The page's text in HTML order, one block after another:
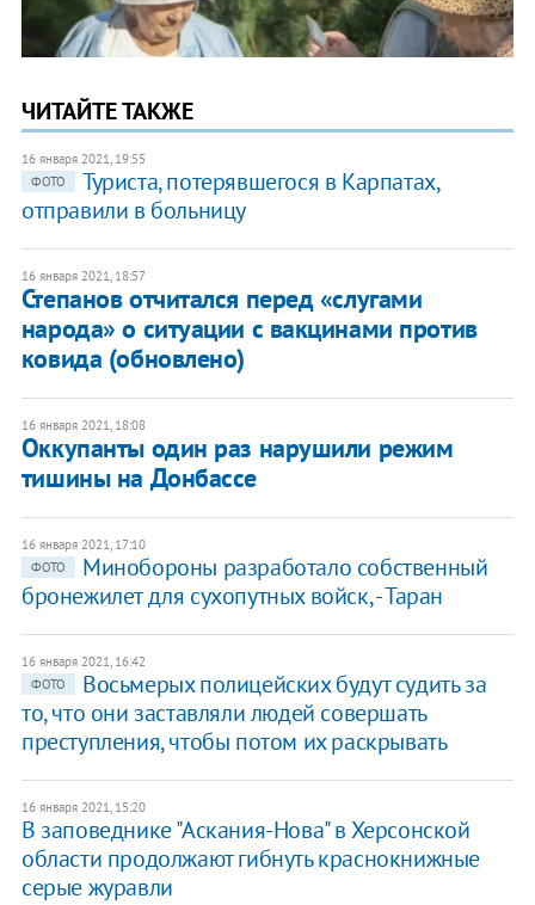
ЧИТАЙТЕ ТАКЖЕ
16 января 2021, 19:55
ФОТО
Туриста, потерявшегося в Карпатах,
отправили в больницу
16 января 2021, 18:57
Степанов отчитался перед «слугами
народа» о ситуации с вакцинами против
ковида (обновлено)
16 января 2021, 18:08
Оккупанты один раз нарушили режим
тишины на Донбассе
16 января 2021, 17:10
ФОТО
Минобороны разработало собственный
бронежилет для сухопутных войск, - Таран
16 января 2021, 16:42
ФОТО
Восьмерых полицейских будут судить за
то, что они заставляли людей совершать
преступления, чтобы потом их раскрывать
16 января 2021, 15:20
В заповеднике "Аскания-Нова" в Херсонской
области продолжают гибнуть краснокнижные
серые журавли